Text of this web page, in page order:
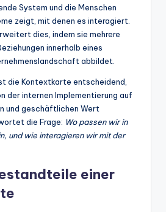
System und die Menschen
zeigt, mit denen es interagiert.
dies, indem sie mehrere
innerhalb eines
abbildet.
die Kontextkarte entscheidend,
der internen Implementierung auf
und geschäftlichen Wert
die Frage: Wo passen wir in
und wie interagieren wir mit der
einer